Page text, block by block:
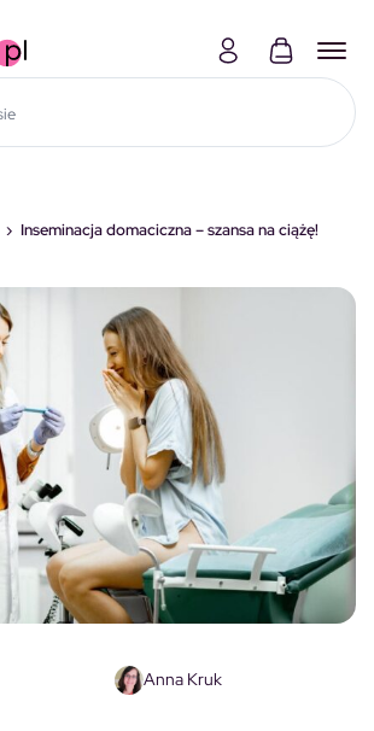
› Inseminacja domaciczna – szansa na ciążę!
Anna Kruk